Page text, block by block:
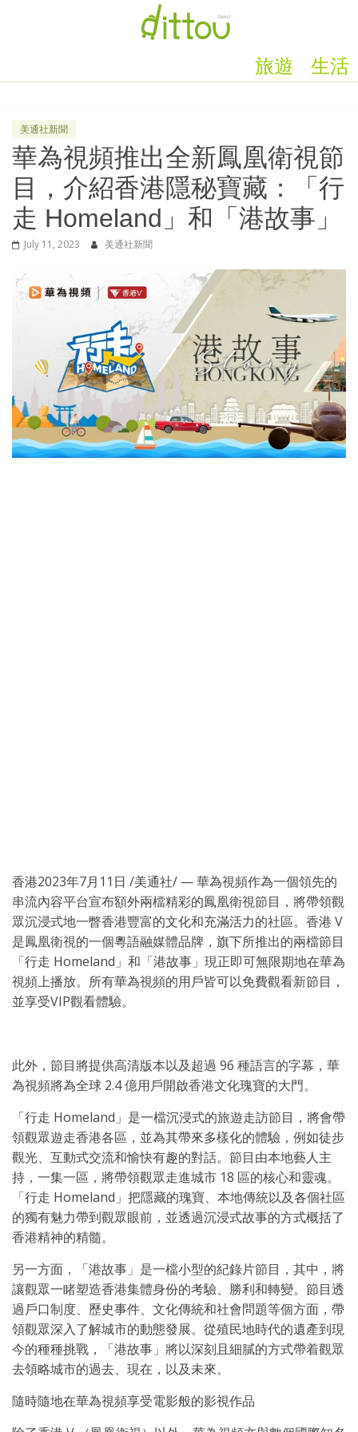
生活
旅遊
美通社新聞
華為視頻推出全新鳳凰衛視節
目，介紹香港隱秘寶藏：「行
走 Homeland」和「港故事」
July 11, 2023 美通社新聞
香港2023年7月11日 /美通社/ — 華為視頻作為一個領先的
串流內容平台宣布額外兩檔精彩的鳳凰衛視節目，將帶領觀
眾沉浸式地一瞥香港豐富的文化和充滿活力的社區。香港 V
是鳳凰衛視的一個粵語融媒體品牌，旗下所推出的兩檔節目
「行走 Homeland」和「港故事」現正即可無限期地在華為
視頻上播放。所有華為視頻的用戶皆可以免費觀看新節目，
並享受VIP觀看體驗。
此外，節目將提供高清版本以及超過 96 種語言的字幕，華
為視頻將為全球 2.4 億用戶開啟香港文化瑰寶的大門。
「行走 Homeland」是一檔沉浸式的旅遊走訪節目，將會帶
領觀眾遊走香港各區，並為其帶來多樣化的體驗，例如徒步
觀光、互動式交流和愉快有趣的對話。節目由本地藝人主
持，一集一區，將帶領觀眾走進城市 18 區的核心和靈魂。
「行走 Homeland」把隱藏的瑰寶、本地傳統以及各個社區
的獨有魅力帶到觀眾眼前，並透過沉浸式故事的方式概括了
香港精神的精髓。
另一方面，「港故事」是一檔小型的紀錄片節目，其中，將
讓觀眾一睹塑造香港集體身份的考驗、勝利和轉變。節目透
過戶口制度、歷史事件、文化傳統和社會問題等個方面，帶
領觀眾深入了解城市的動態發展。從殖民地時代的遺產到現
今的種種挑戰，「港故事」將以深刻且細膩的方式帶着觀眾
去領略城市的過去、現在，以及未來。
隨時隨地在華為視頻享受電影般的影視作品